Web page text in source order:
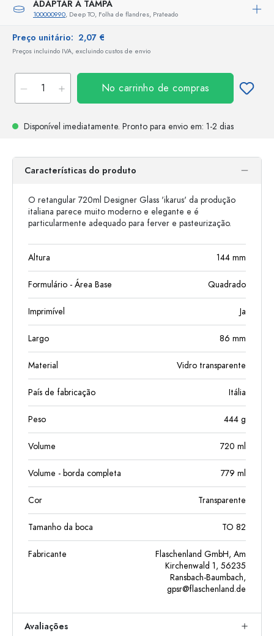
ADAPTAR A TAMPA
100000990, Deep TO, Folha de flandres, Prateado
Preço unitário: 2,07 €
Preços incluindo IVA, excluindo custos de envio
No carrinho de compras
Disponível imediatamente. Pronto para envio em: 1-2 dias
Características do produto
O retangular 720ml Designer Glass 'ikarus' da produção
italiana parece muito moderno e elegante e é
particularmente adequado para ferver e pasteurização.
Altura 144 mm
Formulário - Área Base Quadrado
Imprimível Ja
Largo 86 mm
Material Vidro transparente
País de fabricação Itália
Peso 444 g
Volume 720 ml
Volume - borda completa 779 ml
Cor Transparente
Tamanho da boca TO 82
Fabricante
Flaschenland GmbH, Am
Kirchenwald 1, 56235
Ransbach-Baumbach,
gpsr@flaschenland.de
Avaliações